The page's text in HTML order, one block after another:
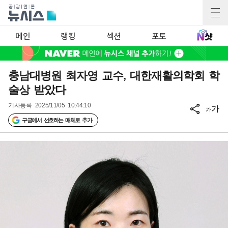
메인 랭킹 섹션 포토
충남대병원 최자영 교수, 대한재활의학회 학
술상 받았다
기사등록 2025/11/05 10:44:10
구글에서 선호하는 매체로 추가
가가